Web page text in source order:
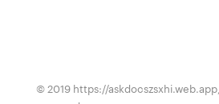
© 2019 https://